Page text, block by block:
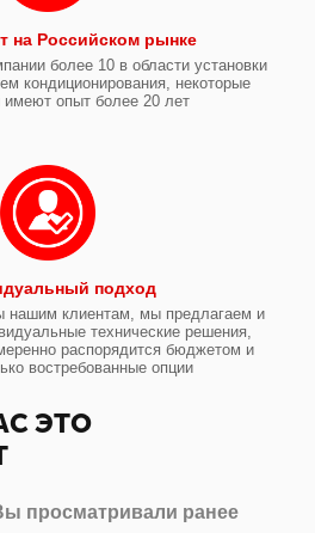
на Российском рынке
более 10 в области установки
кондиционирования, некоторые
имеют опыт более 20 лет
подход
нашим клиентам, мы предлагаем и
технические решения,
распорядится бюджетом и
востребованные опции
ЭТО
просматривали ранее